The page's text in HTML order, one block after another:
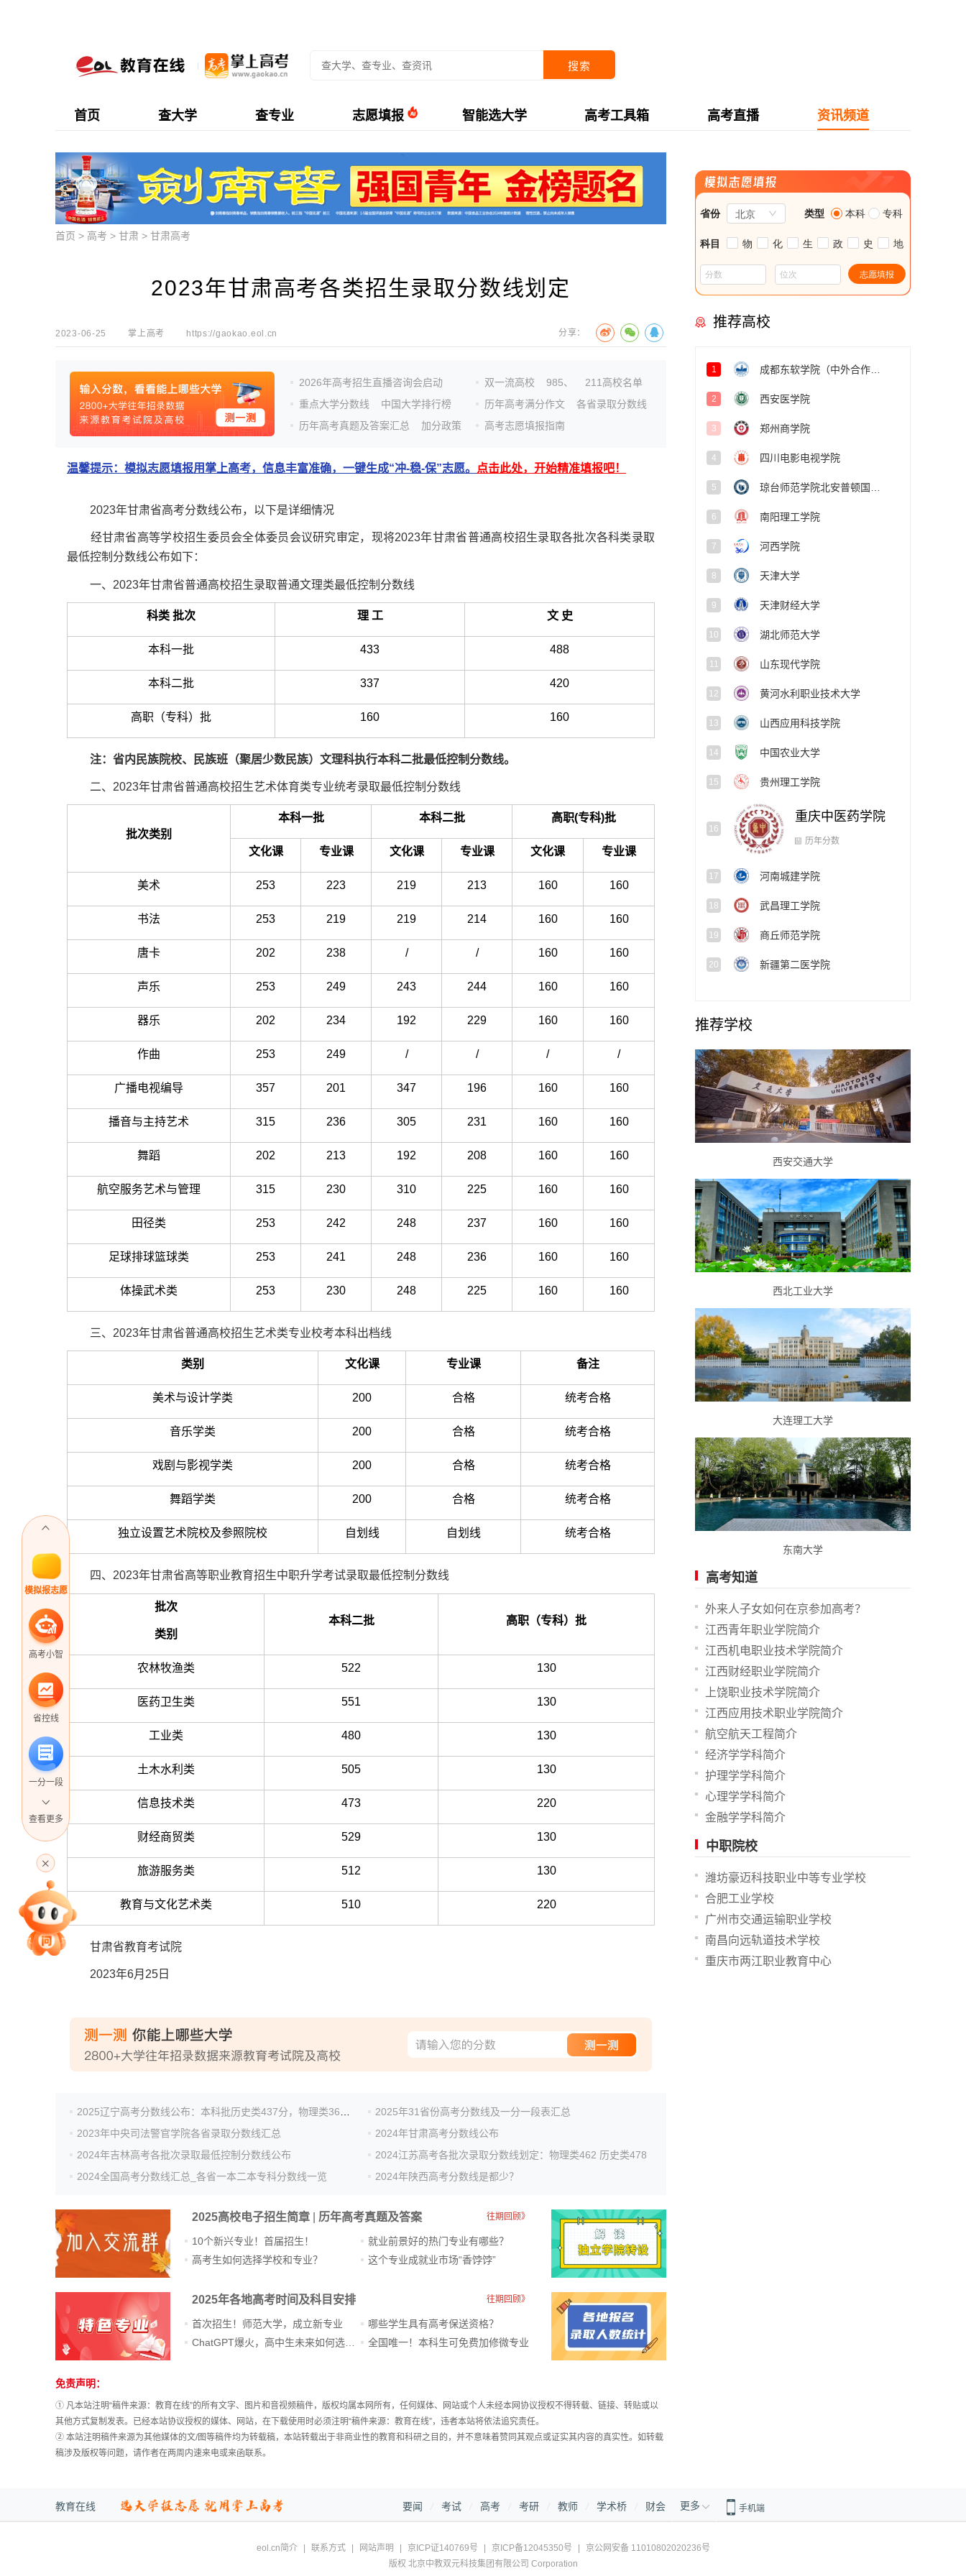
搜索
首页 查大学 查专业 志愿填报 智能选大学 高考工具箱 高考直播 资讯频道
模拟报志愿
高考小智
省控线
一分一段
专家指导课
查看更多
首页 > 高考 > 甘肃 > 甘肃高考
2023年甘肃高考各类招生录取分数线划定
2023-06-25 掌上高考 https://gaokao.eol.cn 分享：
2026年高考招生直播咨询会启动
重点大学分数线
中国大学排行榜
历年高考真题及答案汇总
加分政策
双一流高校 985、
211高校名单
历年高考满分作文
各省录取分数线
高考志愿填报指南
温馨提示：模拟志愿填报用掌上高考，信息丰富准确，一键生成“冲-稳-保”志愿。 点击此处，开始精准填报吧！
2023年甘肃省高考分数线公布，以下是详细情况
经甘肃省高等学校招生委员会全体委员会议研究审定，现将2023年甘肃省普通高校招生录取各批次各科类录取
最低控制分数线公布如下：
一、2023年甘肃省普通高校招生录取普通文理类最低控制分数线
科类 批次 理 工 文 史
本科一批 433 488
本科二批 337 420
高职（专科）批 160 160
注：省内民族院校、民族班（聚居少数民族）文理科执行本科二批最低控制分数线。
二、2023年甘肃省普通高校招生艺术体育类专业统考录取最低控制分数线
批次类别
本科一批 本科二批 高职(专科)批
文化课 专业课 文化课 专业课 文化课 专业课
美术 253 223 219 213 160 160
书法 253 219 219 214 160 160
唐卡 202 238 / / 160 160
声乐 253 249 243 244 160 160
器乐 202 234 192 229 160 160
作曲 253 249 / / / /
广播电视编导 357 201 347 196 160 160
播音与主持艺术 315 236 305 231 160 160
舞蹈 202 213 192 208 160 160
航空服务艺术与管理 315 230 310 225 160 160
田径类 253 242 248 237 160 160
足球排球篮球类 253 241 248 236 160 160
体操武术类 253 230 248 225 160 160
三、2023年甘肃省普通高校招生艺术类专业校考本科出档线
类别 文化课 专业课 备注
美术与设计学类 200 合格 统考合格
音乐学类 200 合格 统考合格
戏剧与影视学类 200 合格 统考合格
舞蹈学类 200 合格 统考合格
独立设置艺术院校及参照院校 自划线 自划线 统考合格
四、2023年甘肃省高等职业教育招生中职升学考试录取最低控制分数线
批次
类别
本科二批 高职（专科）批
农林牧渔类 522 130
医药卫生类 551 130
工业类 480 130
土木水利类 505 130
信息技术类 473 220
财经商贸类 529 130
旅游服务类 512 130
教育与文化艺术类 510 220
甘肃省教育考试院
2023年6月25日
2025年31省份高考分数线及一分一段表汇总
2023年中央司法警官学院各省录取分数线汇总
2024年甘肃高考分数线公布
2024年吉林高考各批次录取最低控制分数线公布
2024江苏高考各批次录取分数线划定：物理类462 历史类478
2024全国高考分数线汇总_各省一本二本专科分数线一览
2024年陕西高考分数线是都少？
2025高校电子招生简章 历年高考真题及答案 往期回顾》
10个新兴专业！首届招生！
高考生如何选择学校和专业？
就业前景好的热门专业有哪些？
这个专业成就业市场“香饽饽”​
2025年各地高考时间及科目安排 往期回顾》
首次招生！师范大学，成立新专业
哪些学生具有高考保送资格？
全国唯一！本科生可免费加修微专业
站
长
统
计
免责声明：
① 凡本站注明“稿件来源：教育在线”的所有文字、图片和音视频稿件，版权均属本网所有，任何媒体、网站或个人未经本网协议授权不得转载、链接、转贴或以
其他方式复制发表。已经本站协议授权的媒体、网站，在下载使用时必须注明“稿件来源：教育在线”，违者本站将依法追究责任。
② 本站注明稿件来源为其他媒体的文/图等稿件均为转载稿，本站转载出于非商业性的教育和科研之目的，并不意味着赞同其观点或证实其内容的真实性。如转载
稿涉及版权等问题，请作者在两周内速来电或来函联系。
推荐高校
1
2 西安医学院
3 郑州商学院
4 四川电影电视学院
5
6 南阳理工学院
7 河西学院
8 天津大学
9 天津财经大学
10 湖北师范大学
11 山东现代学院
12 黄河水利职业技术大学
13 山西应用科技学院
14 中国农业大学
15 贵州理工学院
重庆中医药学院
河南城建学院
历年分数
18 武昌理工学院
19 商丘师范学院
20 新疆第二医学院
推荐学校
西安交通大学
西北工业大学
大连理工大学
东南大学
高考知道
外来人子女如何在京参加高考？
江西青年职业学院简介
江西机电职业技术学院简介
江西财经职业学院简介
上饶职业技术学院简介
江西应用技术职业学院简介
航空航天工程简介
经济学学科简介
护理学学科简介
心理学学科简介
金融学学科简介
中职院校
潍坊豪迈科技职业中等专业学校
合肥工业学校
广州市交通运输职业学校
南昌向远轨道技术学校
重庆市两江职业教育中心
教育在线 要闻 考试 高考 考研 教师 学术桥 财会 更多 手机端
eol.cn简介 | 联系方式 | 网站声明 | 京ICP证140769号 | 京ICP备12045350号 |
京公网安备 11010802020236号
版权 北京中教双元科技集团有限公司 Corporation